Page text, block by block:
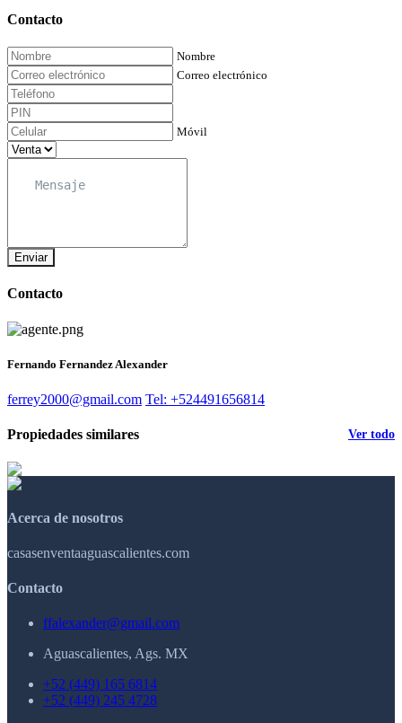
Contacto
Nombre
Correo electrónico
Móvil
Enviar
Contacto
Fernando Fernandez Alexander
ferrey2000@gmail.com Tel: +524491656814
Propiedades similares Ver todo
Acerca de nosotros
casasenventaaguascalientes.com
Contacto
ffalexander@gmail.com
Aguascalientes, Ags. MX
+52 (449) 165 6814
+52 (449) 245 4728